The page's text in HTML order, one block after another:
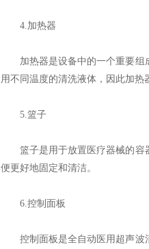
4.加热器
加热器是设备中的一个重要组成
用不同温度的清洗液体，因此加热
5.篮子
篮子是用于放置医疗器械的容器
便更好地固定和清洁。
6.控制面板
控制面板是全自动医用超声波清